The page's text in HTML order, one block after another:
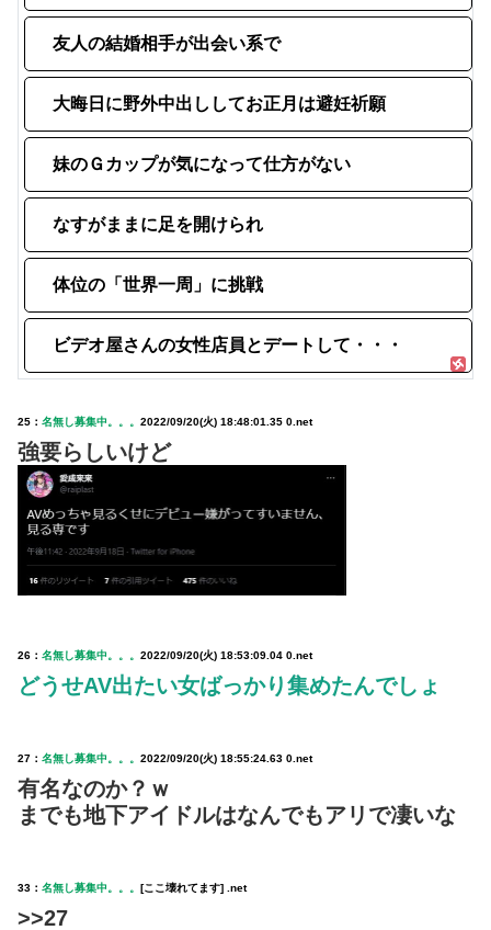
友人の結婚相手が出会い系で
大晦日に野外中出ししてお正月は避妊祈願
妹のＧカップが気になって仕方がない
なすがままに足を開けられ
体位の「世界一周」に挑戦
ビデオ屋さんの女性店員とデートして・・・
25： 名無し募集中。。。 2022/09/20(火) 18:48:01.35 0.net
強要らしいけど
26： 名無し募集中。。。 2022/09/20(火) 18:53:09.04 0.net
どうせAV出たい女ばっかり集めたんでしょ
27： 名無し募集中。。。 2022/09/20(火) 18:55:24.63 0.net
有名なのか？ｗ
までも地下アイドルはなんでもアリで凄いな
33： 名無し募集中。。。 [ここ壊れてます] .net
>>27